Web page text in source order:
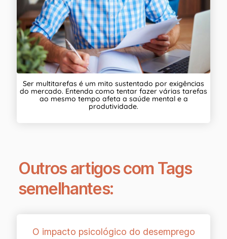
Ser multitarefas é um mito sustentado por exigências
do mercado. Entenda como tentar fazer várias tarefas
ao mesmo tempo afeta a saúde mental e a
produtividade.
Outros artigos com Tags
semelhantes:
O impacto psicológico do desemprego